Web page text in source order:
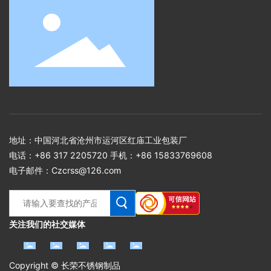
地址：中国河北省沧州市运河区红庙工业包装厂
电话： +86 317 2205720 手机： +86 15833769608
电子邮件： Czcrss@126.com
关注我们的社交媒体
Copyright © 长荣不锈钢制品